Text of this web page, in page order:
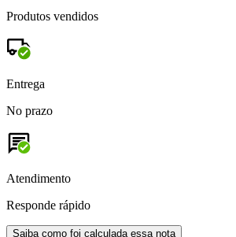
Produtos vendidos
Entrega
No prazo
Atendimento
Responde rápido
Saiba como foi calculada essa nota